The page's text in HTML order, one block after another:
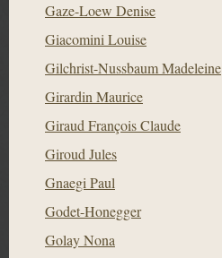
Gaze-Loew Denise
Giacomini Louise
Gilchrist-Nussbaum Madeleine
Girardin Maurice
Giraud François Claude
Giroud Jules
Gnaegi Paul
Godet-Honegger
Golay Nona